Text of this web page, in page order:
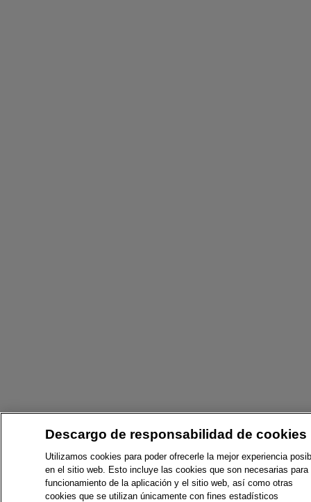
Descargo de responsabilidad de cookies
Utilizamos cookies para poder ofrecerle la mejor experiencia
en el sitio web. Esto incluye las cookies que son necesarias para
funcionamiento de la aplicación y el sitio web, así como otras
cookies que se utilizan únicamente con fines estadísticos